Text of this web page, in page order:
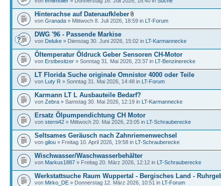
Hinterachse auf Datenaufkleber
von Granada » Mittwoch 8. Juli 2026, 18:59 in LT-Forum
DWG '96 - Passende Markise
von Deluke » Dienstag 30. Juni 2026, 15:02 in LT-Karmannecke
Öltemperatur Öldruck Geber Sensoren CH-Motor
von Erstbesitzer » Sonntag 31. Mai 2026, 23:37 in LT-Benzinerecke
LT Florida Suche originale Omnistor 4000 oder Teile
von Luty R » Sonntag 31. Mai 2026, 14:48 in LT-Forum
Karmann LT L Ausbauteile Bedarf?
von Zebra » Samstag 30. Mai 2026, 12:19 in LT-Karmannecke
Ersatz Ölpumpendichtung CH Motor
von sterni42 » Mittwoch 20. Mai 2026, 23:05 in LT-Schrauberecke
Seltsames Geräusch nach Zahnriemenwechsel
von gilou » Freitag 10. April 2026, 19:58 in LT-Schrauberecke
Wischwasser/Waschwasserbehälter
von Markus1887 » Freitag 20. März 2026, 12:12 in LT-Schrauberecke
Werkstattsuche Raum Wuppertal - Bergisches Land -
von Mirko_DE » Donnerstag 12. März 2026, 10:51 in LT-Forum